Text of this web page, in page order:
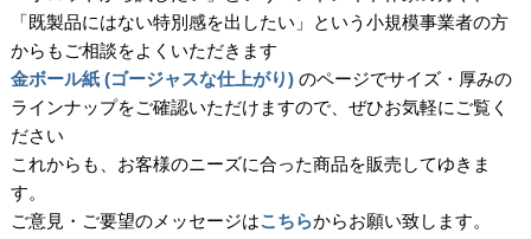
「既製品にはない特別感を出したい」という小規模事業者の方
からもご相談をよくいただきます
金ボール紙 (ゴージャスな仕上がり) のページでサイズ・厚みの
ラインナップをご確認いただけますので、ぜひお気軽にご覧く
ださい
これからも、お客様のニーズに合った商品を販売してゆきま
す。
ご意見・ご要望のメッセージはこちらからお願い致します。